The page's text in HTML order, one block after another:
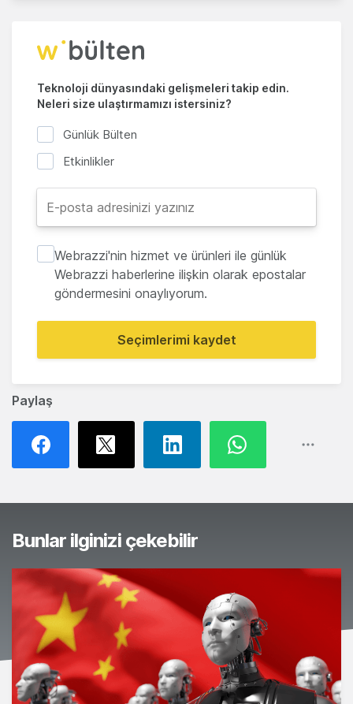
Paylaş
Teknoloji dünyasındaki gelişmeleri takip edin.
Neleri size ulaştırmamızı istersiniz?
Günlük Bülten
Etkinlikler
Webrazzi'nin hizmet ve ürünleri ile günlük
Webrazzi haberlerine ilişkin olarak epostalar
göndermesini onaylıyorum.
Seçimlerimi kaydet
Bunlar ilginizi çekebilir